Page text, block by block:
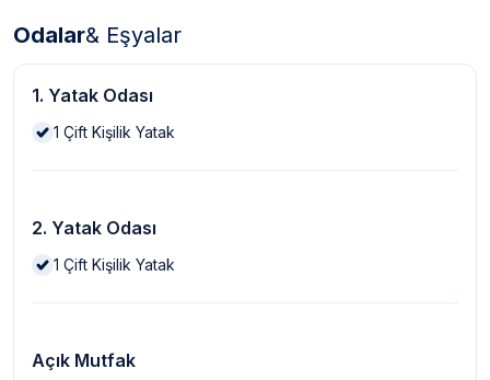
Odalar& Eşyalar
1. Yatak Odası
1 Çift Kişilik Yatak
2. Yatak Odası
1 Çift Kişilik Yatak
Açık Mutfak